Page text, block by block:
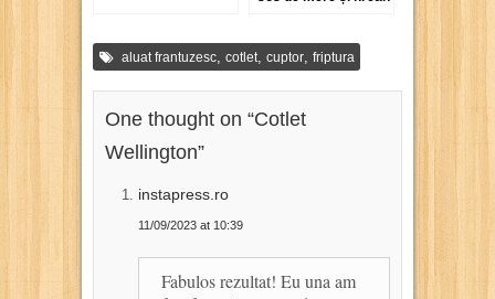
aluat frantuzesc, cotlet, cuptor, friptura
One thought on “Cotlet
Wellington”
instapress.ro
11/09/2023 at 10:39
Fabulos rezultat! Eu una am